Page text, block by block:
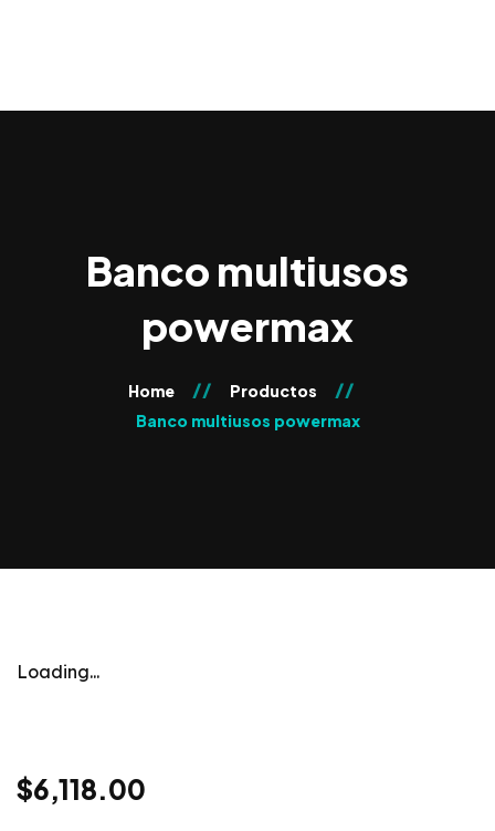
Banco multiusos
powermax
Home
Productos
Banco multiusos powermax
Loading...
$6,118.00